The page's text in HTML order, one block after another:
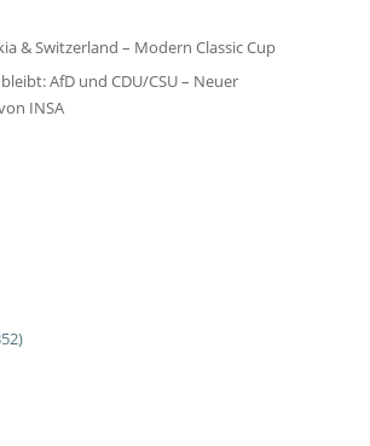
& Switzerland – Modern Classic Cup
AfD und CDU/CSU – Neuer
INSA